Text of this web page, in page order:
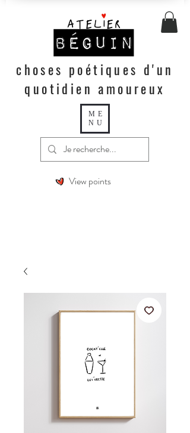
ME
NU
choses poétiques d'un
quotidien amoureux
View points